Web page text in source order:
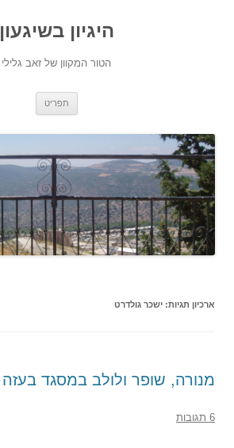
היגיון בשיגעון
הטור המקוון של זאב גלילי
תפריט
ארכיון תגיות: ישכר גולדרט
מנורה, שופר ולולב במסגד בעזה
6 תגובות